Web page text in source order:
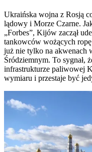
Ukraińska wojna z Rosją
lądowy i Morze Czarne.
„Forbes”, Kijów zaczął
tankowców wożących
już nie tylko na akwenach
Śródziemnym. To sygnał,
infrastrukturze paliwowej
wymiaru i przestaje być